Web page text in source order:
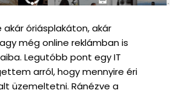
óriásplakáton, akár
még online reklámban is
Legutóbb pont egy IT
arról, hogy mennyire éri
üzemeltetni. Ránézve a